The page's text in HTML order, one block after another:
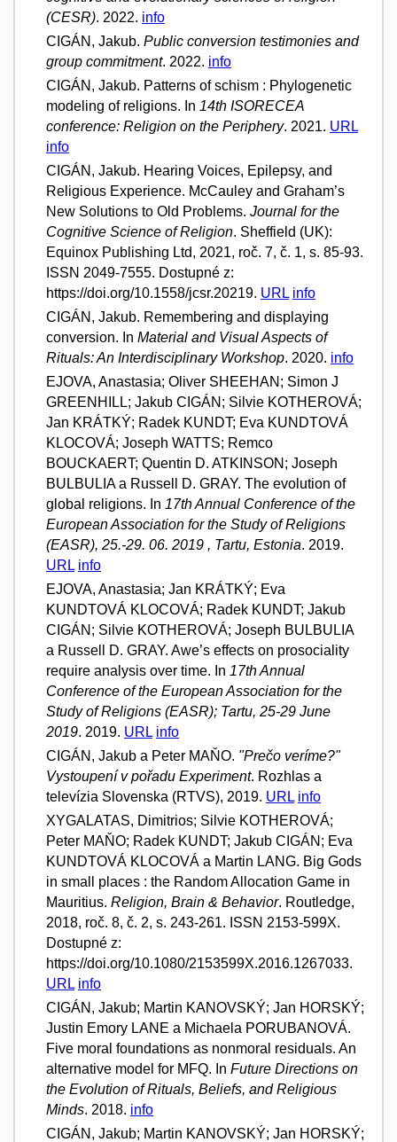
(CESR). 2022. info
CIGÁN, Jakub. Public conversion testimonies and
group commitment. 2022. info
CIGÁN, Jakub. Patterns of schism : Phylogenetic
modeling of religions. In 14th ISORECEA
conference: Religion on the Periphery. 2021. URL
info
CIGÁN, Jakub. Hearing Voices, Epilepsy, and
Religious Experience. McCauley and Graham’s
New Solutions to Old Problems. Journal for the
Cognitive Science of Religion. Sheffield (UK):
Equinox Publishing Ltd, 2021, roč. 7, č. 1, s. 85-93.
ISSN 2049-7555. Dostupné z:
https://doi.org/10.1558/jcsr.20219. URL info
CIGÁN, Jakub. Remembering and displaying
conversion. In Material and Visual Aspects of
Rituals: An Interdisciplinary Workshop. 2020. info
EJOVA, Anastasia; Oliver SHEEHAN; Simon J
GREENHILL; Jakub CIGÁN; Silvie KOTHEROVÁ;
Jan KRÁTKÝ; Radek KUNDT; Eva KUNDTOVÁ
KLOCOVÁ; Joseph WATTS; Remco
BOUCKAERT; Quentin D. ATKINSON; Joseph
BULBULIA a Russell D. GRAY. The evolution of
global religions. In 17th Annual Conference of the
European Association for the Study of Religions
(EASR), 25.-29. 06. 2019 , Tartu, Estonia. 2019.
URL info
EJOVA, Anastasia; Jan KRÁTKÝ; Eva
KUNDTOVÁ KLOCOVÁ; Radek KUNDT; Jakub
CIGÁN; Silvie KOTHEROVÁ; Joseph BULBULIA
a Russell D. GRAY. Awe’s effects on prosociality
require analysis over time. In 17th Annual
Conference of the European Association for the
Study of Religions (EASR); Tartu, 25-29 June
2019. 2019. URL info
CIGÁN, Jakub a Peter MAŇO. "Prečo veríme?"
Vystoupení v pořadu Experiment. Rozhlas a
televízia Slovenska (RTVS), 2019. URL info
XYGALATAS, Dimitrios; Silvie KOTHEROVÁ;
Peter MAŇO; Radek KUNDT; Jakub CIGÁN; Eva
KUNDTOVÁ KLOCOVÁ a Martin LANG. Big Gods
in small places : the Random Allocation Game in
Mauritius. Religion, Brain & Behavior. Routledge,
2018, roč. 8, č. 2, s. 243-261. ISSN 2153-599X.
Dostupné z:
https://doi.org/10.1080/2153599X.2016.1267033.
URL info
CIGÁN, Jakub; Martin KANOVSKÝ; Jan HORSKÝ;
Justin Emory LANE a Michaela PORUBANOVÁ.
Five moral foundations as nonmoral residuals. An
alternative model for MFQ. In Future Directions on
the Evolution of Rituals, Beliefs, and Religious
Minds. 2018. info
CIGÁN, Jakub; Martin KANOVSKÝ; Jan HORSKÝ;